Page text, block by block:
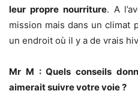
leur propre nourriture. A
mission mais dans un climat
un endroit où il y a de vrais
Mr M : Quels conseils
aimerait suivre votre voie ?